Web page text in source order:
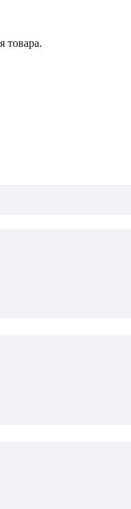
товара.